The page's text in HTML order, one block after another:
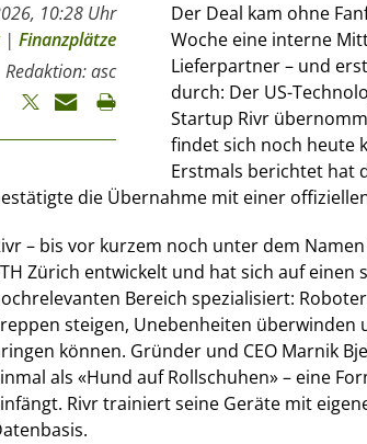
10:28 Uhr
| Finanzplätze
Redaktion: asc
Der Deal kam ohne
Woche eine interne
Lieferpartner – und
durch: Der US-
Startup Rivr
findet sich noch heute
Erstmals berichtet hat
die Übernahme mit einer
– bis vor kurzem noch unter dem
Zürich entwickelt und hat sich auf
Bereich spezialisiert:
steigen, Unebenheiten überwinden
können. Gründer und CEO Marnik
als «Hund auf Rollschuhen» – eine
Rivr trainiert seine Geräte mit